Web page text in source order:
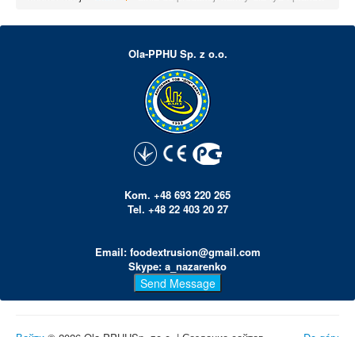
Ola-PPHU Sp. z o.o.
Kom. +48 693 220 265
Tel. +48 22 403 20 27
Email: foodextrusion@gmail.com
Skype: a_nazarenko